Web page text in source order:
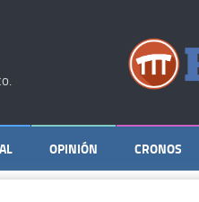
OPINIÓN CRONOS